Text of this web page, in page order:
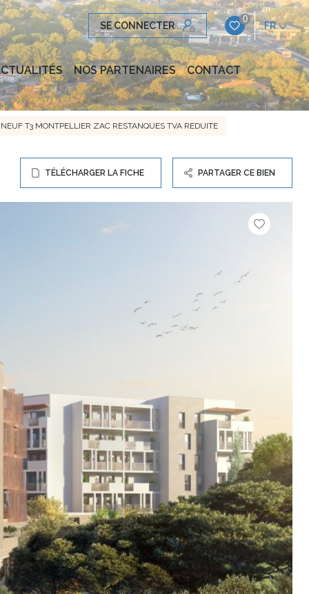
SE CONNECTER
0
FR
NOS PARTENAIRES CONTACT
T3 MONTPELLIER ZAC RESTANQUES TVA REDUITE
TÉLÉCHARGER LA FICHE PARTAGER CE BIEN